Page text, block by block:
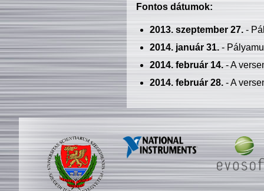
Fontos dátumok:
2013. szeptember 27.-
2014. január 31.-
2014. február 14.- A
2014. február 28.- A